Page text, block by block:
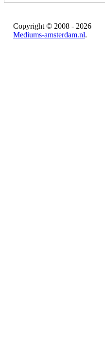
Copyright © 2008 - 2026
Mediums-amsterdam.nl.